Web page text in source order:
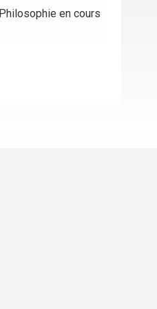
Philosophie en cours